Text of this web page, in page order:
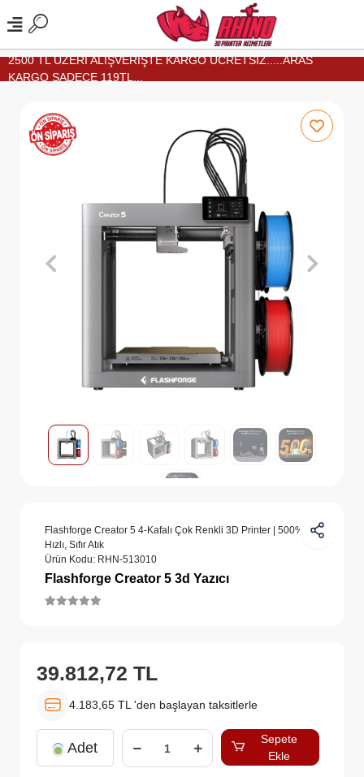
2500 TL ÜZERİ ALIŞVERİŞTE KARGO ÜCRETSİZ.....ARAS
KARGO SADECE 119TL...
Flashforge Creator 5 4-Kafalı Çok Renkli 3D Printer | 500%
Hızlı, Sıfır Atık
Ürün Kodu: RHN-513010
Flashforge Creator 5 3d Yazıcı
39.812,72 TL
4.183,65 TL 'den başlayan taksitlerle
Adet
Sepete
Ekle